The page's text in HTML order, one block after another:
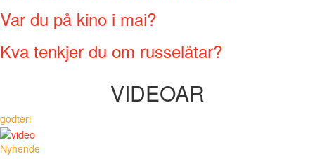
Var du på kino i mai?
Kva tenkjer du om russelåtar?
VIDEOAR
godteri
Nyhende